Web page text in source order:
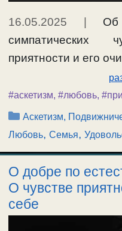
16.05.2025 |
симпатических
приятности и его
#аскетизм, #любовь,
Рубрики
Аскетизм,
Любовь, Семья,
О добре по
О чувстве
себе